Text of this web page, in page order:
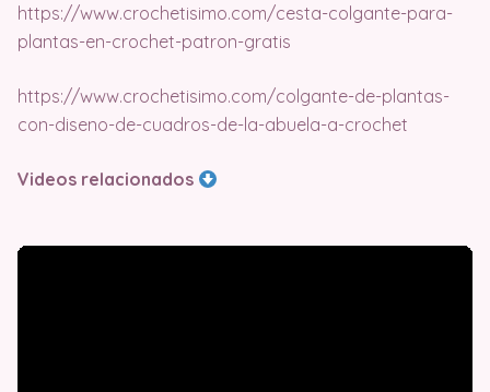
https://www.crochetisimo.com/cesta-colgante-para-
plantas-en-crochet-patron-gratis
https://www.crochetisimo.com/colgante-de-plantas-
con-diseno-de-cuadros-de-la-abuela-a-crochet
Videos relacionados